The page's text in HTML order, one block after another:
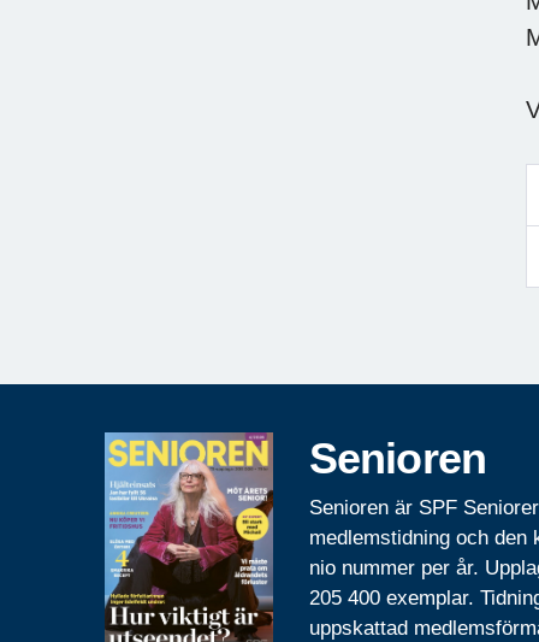
Senioren
Senioren är SPF
medlemstidning och den
nio nummer per år.
205 400 exemplar.
uppskattad